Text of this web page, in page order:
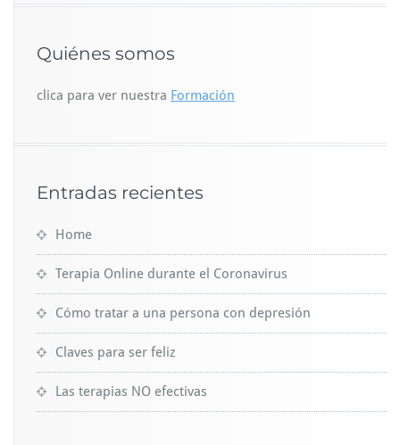
Quiénes somos
clica para ver nuestra Formación
Entradas recientes
Home
Terapia Online durante el Coronavirus
Cómo tratar a una persona con depresión
Claves para ser feliz
Las terapias NO efectivas